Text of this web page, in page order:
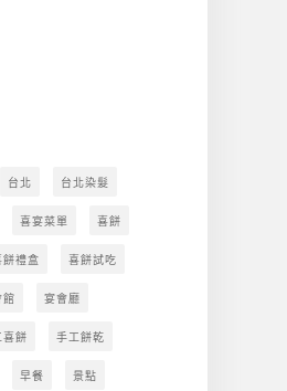
台北 台北染髮
喜宴菜單 喜餅
餅禮盒 喜餅試吃
宴會廳
餅 手工餅乾
早餐 景點